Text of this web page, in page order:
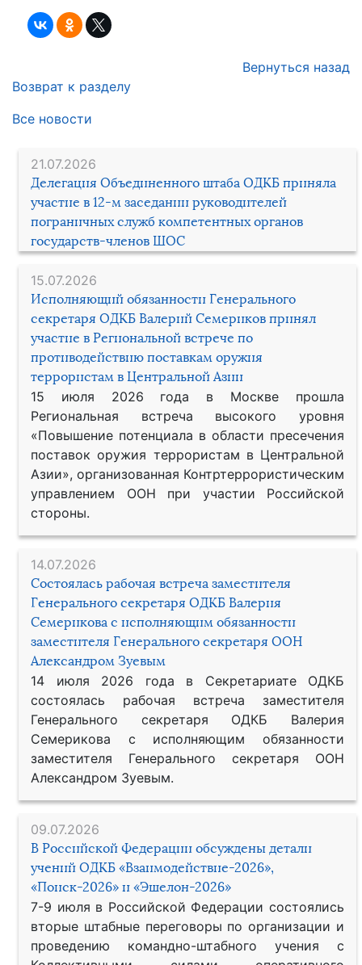
21.07.2026
Делегация Объединенного штаба ОДКБ приняла
участие в 12-м заседании руководителей
пограничных служб компетентных органов
государств-членов ШОС
15.07.2026
Исполняющий обязанности Генерального
секретаря ОДКБ Валерий Семериков принял
участие в Региональной встрече по
противодействию поставкам оружия
террористам в Центральной Азии
15 июля 2026 года в Москве прошла
Региональная встреча высокого уровня
«Повышение потенциала в области пресечения
поставок оружия террористам в Центральной
Азии», организованная Контртеррористическим
управлением ООН при участии Российской
стороны.
14.07.2026
Состоялась рабочая встреча заместителя
Генерального секретаря ОДКБ Валерия
Семерикова с исполняющим обязанности
заместителя Генерального секретаря ООН
Александром Зуевым
14 июля 2026 года в Секретариате ОДКБ
состоялась рабочая встреча заместителя
Генерального секретаря ОДКБ Валерия
Семерикова с исполняющим обязанности
заместителя Генерального секретаря ООН
Александром Зуевым.
09.07.2026
В Российской Федерации обсуждены детали
учений ОДКБ «Взаимодействие-2026»,
«Поиск-2026» и «Эшелон-2026»
7-9 июля в Российской Федерации состоялись
вторые штабные переговоры по организации и
проведению командно-штабного учения с
Вернуться назад
Возврат к разделу
Все новости